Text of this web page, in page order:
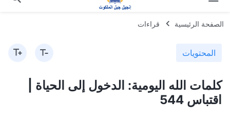
الصفحة الرئيسية قراءات
المحتويات
كلمات الله اليومية: الدخول إلى الحياة |
اقتباس 544